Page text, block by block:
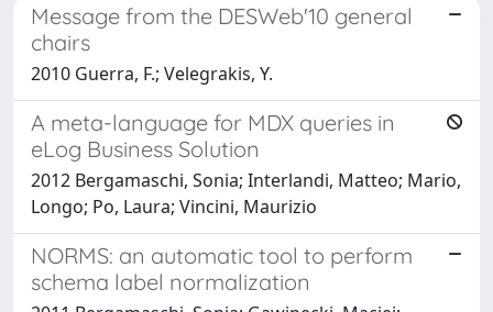
Message from the DESWeb'10 general
chairs
2010 Guerra, F.; Velegrakis, Y.
A meta-language for MDX queries in
eLog Business Solution
2012 Bergamaschi, Sonia; Interlandi, Matteo; Mario,
Longo; Po, Laura; Vincini, Maurizio
NORMS: an automatic tool to perform
schema label normalization